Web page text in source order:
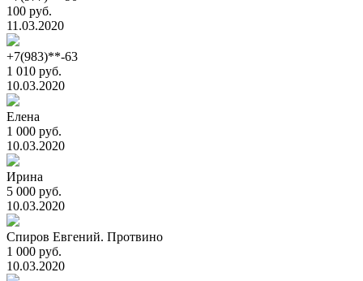
100 руб.
11.03.2020
+7(983)**-63
1 010 руб.
10.03.2020
Елена
1 000 руб.
10.03.2020
Ирина
5 000 руб.
10.03.2020
Спиров Евгений. Протвино
1 000 руб.
10.03.2020